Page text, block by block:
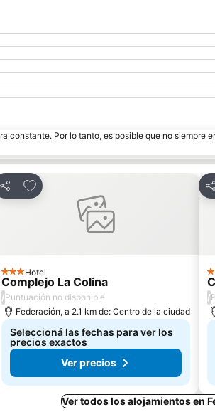
constante. Por lo tanto, es posible que no siempre
Compartir
Añadir a favoritos
3 Estrellas
Hotel
Complejo La Colina
/Puntuación no disponible
Federación, a 2.1 km de: Centro de la ciudad
Seleccioná las fechas para ver los
precios exactos
Ver precios
/
Ver todos los alojamientos en